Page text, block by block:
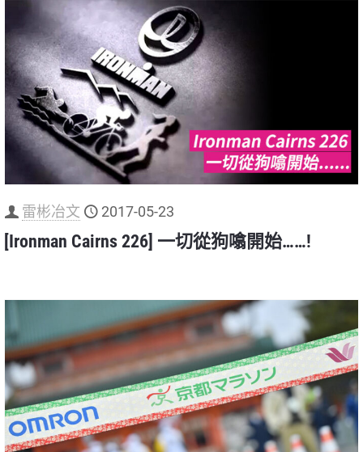
雷彬冶文 2017-05-23
[Ironman Cairns 226] 一切從狗噏開始……!